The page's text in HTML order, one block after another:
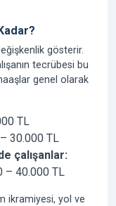
gösterir.
tecrübesi bu
genel olarak
TL
30.000 TL
çalışanlar:
– 40.000 TL
ikramiyesi, yol ve